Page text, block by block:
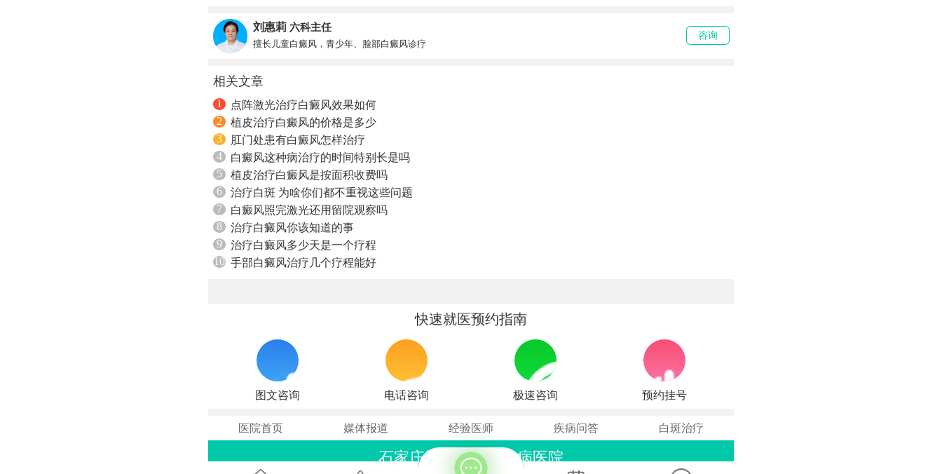
刘惠莉 六科主任
擅长儿童白癜风，青少年、脸部白癜风诊疗
咨询
相关文章
1
点阵激光治疗白癜风效果如何
2
植皮治疗白癜风的价格是多少
3
肛门处患有白癜风怎样治疗
4
白癜风这种病治疗的时间特别长是吗
5
植皮治疗白癜风是按面积收费吗
6
治疗白斑 为啥你们都不重视这些问题
7
白癜风照完激光还用留院观察吗
8
治疗白癜风你该知道的事
9
治疗白癜风多少天是一个疗程
10 手部白癜风治疗几个疗程能好
快速就医预约指南
图文咨询 电话咨询 极速咨询 预约挂号
医院首页 媒体报道 经验医师 疾病问答 白斑治疗
石家庄远大中医皮肤病医院